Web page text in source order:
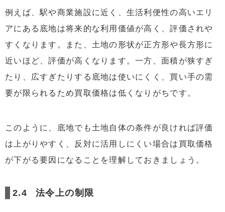
例えば、駅や商業施設に近く、生活利便性の高いエリ
アにある底地は将来的な利用価値が高く、評価されや
すくなります。また、土地の形状が正方形や長方形に
近いほど、評価が高くなります。一方、面積が狭すぎ
たり、広すぎたりする底地は使いにくく、買い手の需
要が限られるため買取価格は低くなりがちです。
このように、底地でも土地自体の条件が良ければ評価
は上がりやすく、反対に活用しにくい場合は買取価格
が下がる要因になることを理解しておきましょう。
法令上の制限